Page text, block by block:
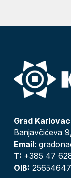
Grad Karlovac
Banjavčićeva
Email:
T: +385 47
OIB: